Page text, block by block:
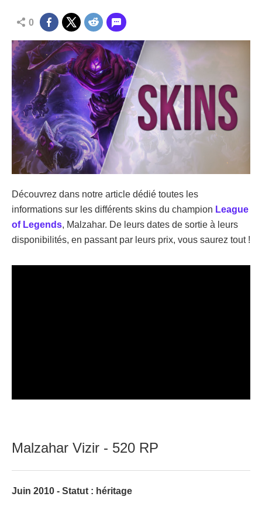
0
Découvrez dans notre article dédié toutes les
informations sur les différents skins du champion League
of Legends, Malzahar. De leurs dates de sortie à leurs
disponibilités, en passant par leurs prix, vous saurez tout !
Malzahar Vizir - 520 RP
Juin 2010 - Statut : héritage